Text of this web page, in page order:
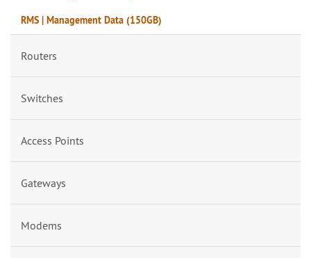
RMS | Management Data (150GB)
Routers
Switches
Access Points
Gateways
Modems